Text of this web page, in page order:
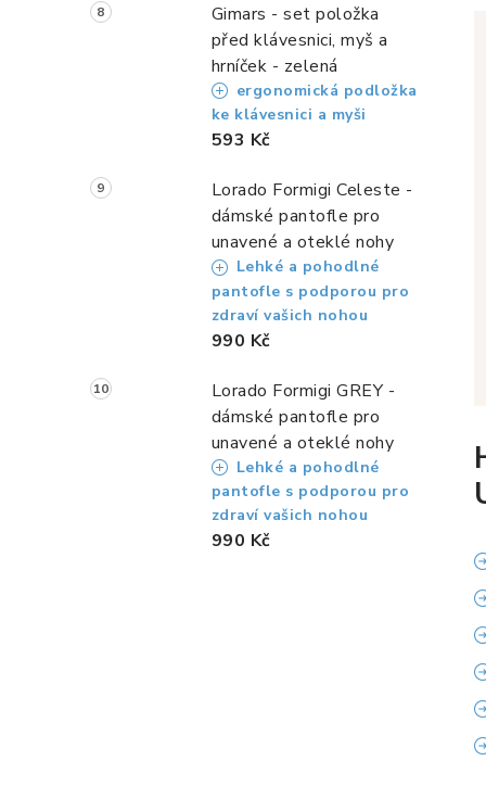
Gimars - set položka
před klávesnici, myš a
hrníček - zelená
ergonomická podložka
ke klávesnici a myši
593 Kč
Lorado Formigi Celeste -
dámské pantofle pro
unavené a oteklé nohy
Lehké a pohodlné
pantofle s podporou pro
zdraví vašich nohou
990 Kč
Lorado Formigi GREY -
dámské pantofle pro
unavené a oteklé nohy
Lehké a pohodlné
pantofle s podporou pro
zdraví vašich nohou
990 Kč